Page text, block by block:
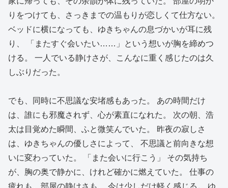
りをつけても、さっきまでの温もりが恋しくて仕方ない。
ベッドに横になっても、ゆきちゃんの息づかいが耳に残
り、 「またすぐ会いたい……」という想いが胸を締めつ
ける。 一人でいる静けさが、こんなに重く感じたのは久
しぶりだった。
でも、同時に不思議な安堵感もあった。 あの時間だけ
は、誰にも邪魔されず、心が素直になれた。 次の朝、浩
太は目覚めた瞬間、ふと微笑んでいた。 昨夜の寂しさ
は、ゆきちゃんの優しさによって、 不思議と前向きな想
いに変わっていた。 「また会いに行こう」 その気持ち
が、胸の奥で静かに、けれど確かに燃えていた。 仕事の